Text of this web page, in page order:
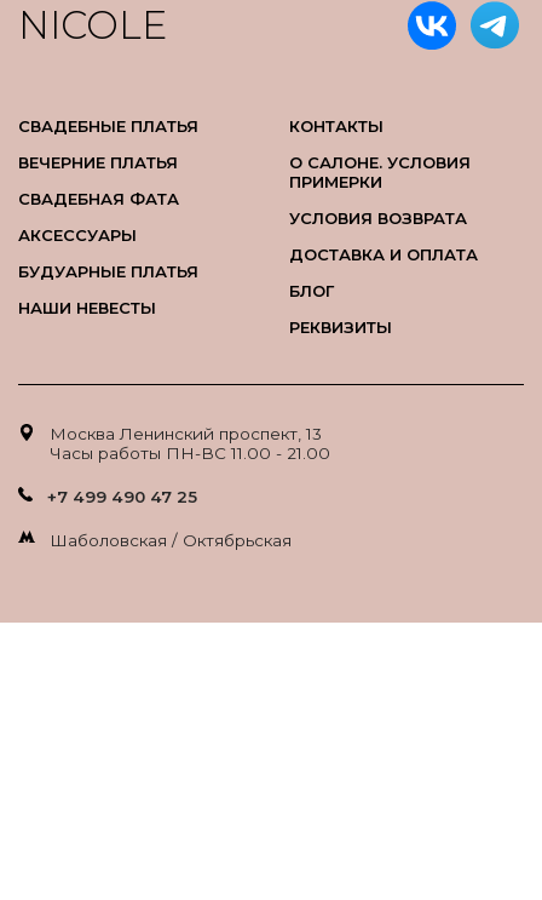
NICOLE
СВАДЕБНЫЕ ПЛАТЬЯ
ВЕЧЕРНИЕ ПЛАТЬЯ
СВАДЕБНАЯ ФАТА
АКСЕССУАРЫ
БУДУАРНЫЕ ПЛАТЬЯ
НАШИ НЕВЕСТЫ
КОНТАКТЫ
О САЛОНЕ. УСЛОВИЯ
ПРИМЕРКИ
УСЛОВИЯ ВОЗВРАТА
ДОСТАВКА И ОПЛАТА
БЛОГ
РЕКВИЗИТЫ
Москва Ленинский проспект, 13
Часы работы ПН-ВС 11.00 - 21.00
+7 499 490 47 25
Шаболовская / Октябрьская